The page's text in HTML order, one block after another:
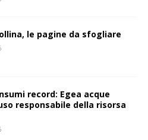
le pagine da sfogliare
record: Egea acque
responsabile della risorsa